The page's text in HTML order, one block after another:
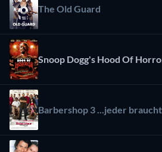
The Old Guard
Snoop Dogg's Hood Of
Barbershop 3 ...jeder